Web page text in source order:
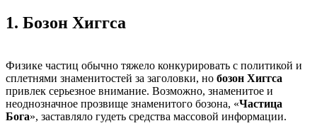
1. Бозон Хиггса
Физике частиц обычно тяжело конкурировать с политикой и
сплетнями знаменитостей за заголовки, но бозон Хиггса
привлек серьезное внимание. Возможно, знаменитое и
неоднозначное прозвище знаменитого бозона, «Частица
Бога», заставляло гудеть средства массовой информации.